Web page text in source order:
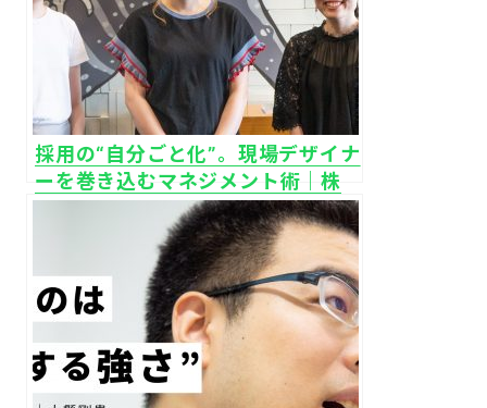
採用の“自分ごと化”。現場デザイナ
ーを巻き込むマネジメント術｜株
式会社アドウェイズ